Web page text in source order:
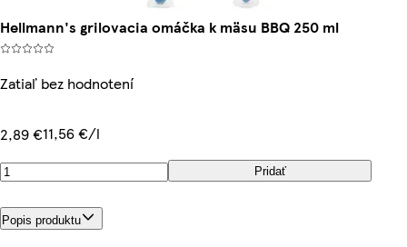
Hellmann's grilovacia omáčka k mäsu BBQ 250 ml
Zatiaľ bez hodnotení
2,89 €11,56 €/l
Pridať
Popis produktu